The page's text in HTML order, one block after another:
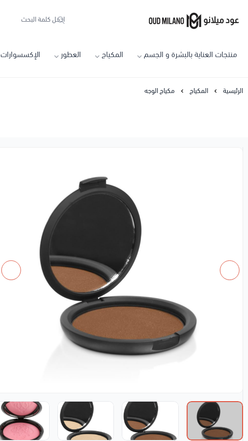
Oud Milano
منتجات العناية بالبشرة و الجسم المكياج العطور الإكسسوارات
الرئيسية المكياج مكياج الوجه